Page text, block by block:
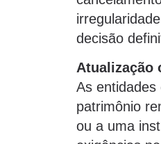
decisão
Atualização
As
patrimônio
ou a uma